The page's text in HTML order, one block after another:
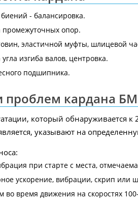
- балансировка.
промежуточных опор.
эластичной муфты, шлицевой
угла изгиба валов, центровка.
подшипника.
проблем кардана
который обнаруживается
указывают на
при старте с места,
ускорение, вибрации, скрип или
во время движения на скоростях